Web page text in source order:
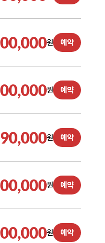
원 예약
원 예약
원 예약
원 예약
원 예약